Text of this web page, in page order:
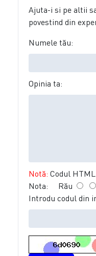
Ajuta-i si pe altii
povestind din
Numele tău:
Opinia ta:
Notă: Codul
Nota: Rău
Introdu codul din